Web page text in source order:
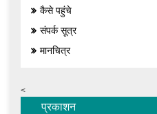
कैसे पहुंचे
संपर्क सूत्र
मानचित्र
<
प्रकाशन